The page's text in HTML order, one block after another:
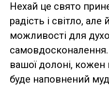
Нехай це свято
радість і світло,
можливості для
вашої долоні, кожен
буде наповнений